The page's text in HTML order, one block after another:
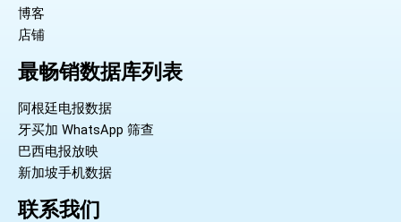
博客
店铺
最畅销数据库列表
阿根廷电报数据
牙买加 WhatsApp 筛查
巴西电报放映
新加坡手机数据
联系我们